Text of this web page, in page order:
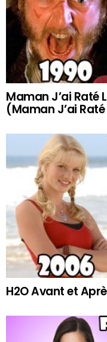
Maman J’ai Raté
(Maman J’ai
H2O Avant et